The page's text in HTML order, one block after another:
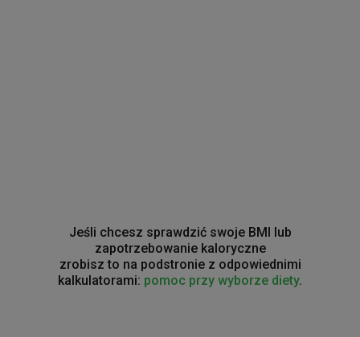
Jeśli chcesz sprawdzić swoje BMI lub
zapotrzebowanie kaloryczne
zrobisz to na podstronie z odpowiednimi
kalkulatorami: pomoc przy wyborze diety.